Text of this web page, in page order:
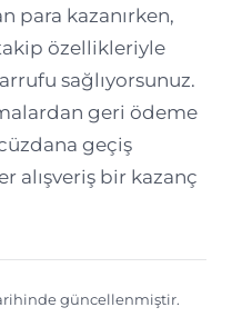
para kazanırken,
özellikleriyle
sağlıyorsunuz.
geri ödeme
geçiş
alışveriş bir kazanç
güncellenmiştir.